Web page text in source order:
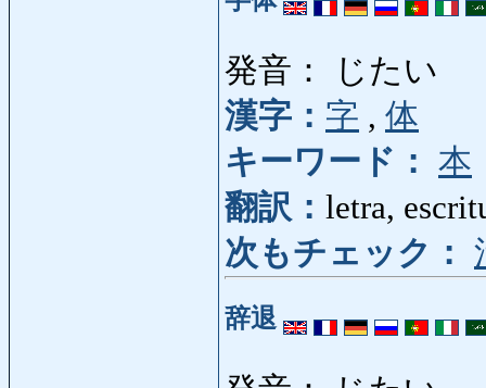
発音： じたい
漢字： 字 , 体
キーワード： 本
翻訳： letra,
次もチェック：
辞退